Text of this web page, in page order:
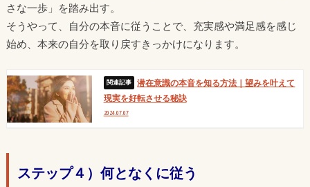
さな一歩」を踏み出す。
そうやって、自分の本音に従うことで、充実感や満足感を感じ
始め、本来の自分を取り戻すきっかけになります。
潜在意識の本音を知る方法｜望みを叶えて
現実を好転させる秘訣
2024.07.07
ステップ４）何となくに従う